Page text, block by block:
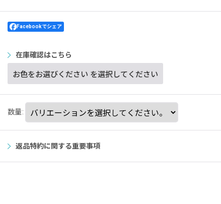
Facebookでシェア
在庫確認はこちら
お色をお選びください を選択してください
数量:
返品特約に関する重要事項